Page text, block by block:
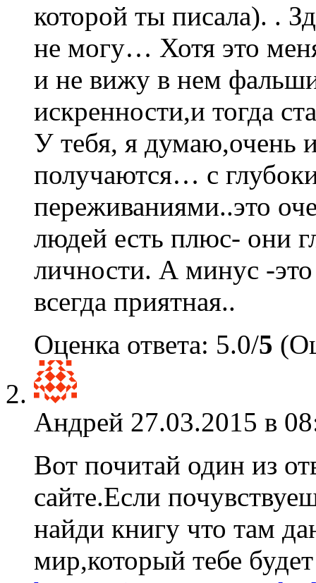
которой ты писала). .
не могу… Хотя это
и не вижу в нем
искренности,и тогда
У тебя, я думаю,очень
получаются… с
переживаниями..это
людей есть плюс- они
личности. А минус -
всегда приятная..
Оценка ответа: 5.0/5
Андрей 27.03.2015 в
Вот почитай один из
сайте.Если
найди книгу что там
мир,который тебе